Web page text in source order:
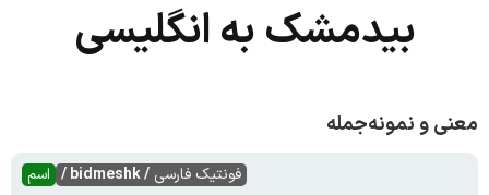
بیدمشک به انگلیسی
معنی و نمونه‌جمله
اسم فونتیک فارسی / bidmeshk /